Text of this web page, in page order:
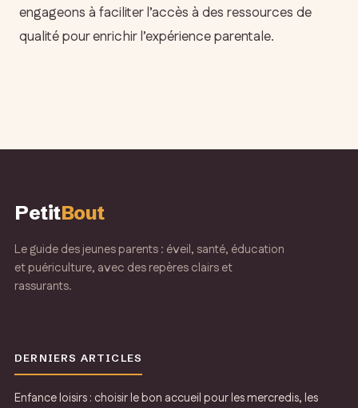
engageons à faciliter l’accès à des ressources de
qualité pour enrichir l’expérience parentale.
PetitBout
Le guide des jeunes parents : éveil, santé, éducation
et puériculture, avec des repères clairs et
rassurants.
DERNIERS ARTICLES
Enfance loisirs : choisir le bon accueil pour les mercredis, les